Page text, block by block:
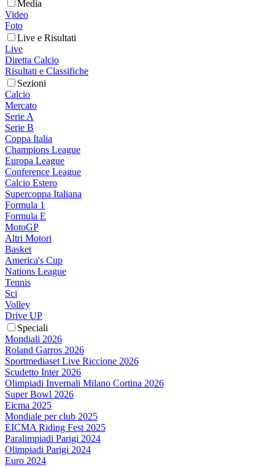
Media
Video
Foto
Live e Risultati
Live
Diretta Calcio
Risultati e Classifiche
Sezioni
Calcio
Mercato
Serie A
Serie B
Coppa Italia
Champions League
Europa League
Conference League
Calcio Estero
Supercoppa Italiana
Formula 1
Formula E
MotoGP
Altri Motori
Basket
America's Cup
Nations League
Tennis
Sci
Volley
Drive UP
Speciali
Mondiali 2026
Roland Garros 2026
Sportmediaset Live Riccione 2026
Scudetto Inter 2026
Olimpiadi Invernali Milano Cortina 2026
Super Bowl 2026
Eicma 2025
Mondiale per club 2025
EICMA Riding Fest 2025
Paralimpiadi Parigi 2024
Olimpiadi Parigi 2024
Euro 2024